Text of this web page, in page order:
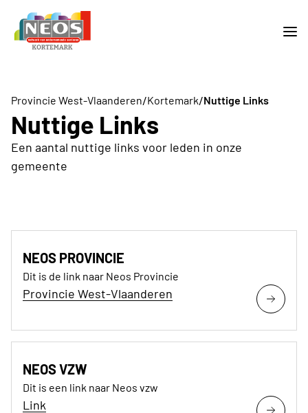
Provincie West-Vlaanderen/Kortemark/Nuttige Links
Nuttige Links
Een aantal nuttige links voor leden in onze
gemeente
NEOS PROVINCIE
Dit is de link naar Neos Provincie
Provincie West-Vlaanderen
NEOS VZW
Dit is een link naar Neos vzw
Link